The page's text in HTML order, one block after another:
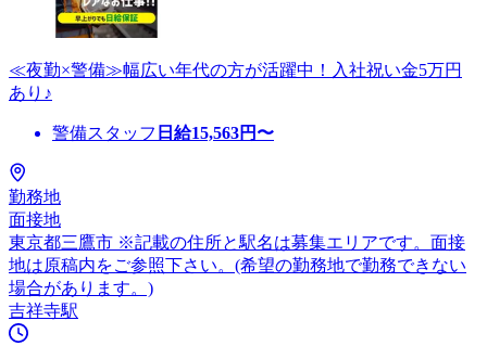
≪夜勤×警備≫幅広い年代の方が活躍中！入社祝い金5万円
あり♪
警備スタッフ 日給15,563円〜
勤務地
面接地
東京都三鷹市 ※記載の住所と駅名は募集エリアです。面接
地は原稿内をご参照下さい。(希望の勤務地で勤務できない
場合があります。)
吉祥寺駅